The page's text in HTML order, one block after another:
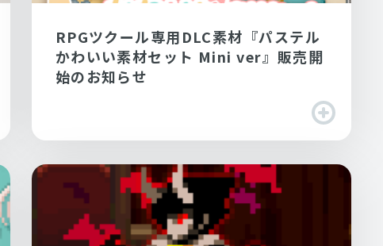
RPGツクール専用DLC素材『パステル
かわいい素材セット Mini ver』販売開
始のお知らせ